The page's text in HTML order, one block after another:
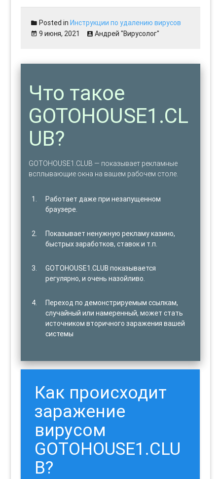
Posted inИнструкции по удалению вирусов
9 июня, 2021
Андрей "Вирусолог"
Что такое
GOTOHOUSE1.CL
UB?
GOTOHOUSE1.CLUB — показывает рекламные
всплывающие окна на вашем рабочем столе.
Работает даже при незапущенном
браузере.
Показывает ненужную рекламу казино,
быстрых заработков, ставок и т.п.
GOTOHOUSE1.CLUB показывается
регулярно, и очень назойливо.
Переход по демонстрируемым ссылкам,
случайный или намеренный, может стать
источником вторичного заражения вашей
системы
Как происходит
заражение
вирусом
GOTOHOUSE1.CLU
B?